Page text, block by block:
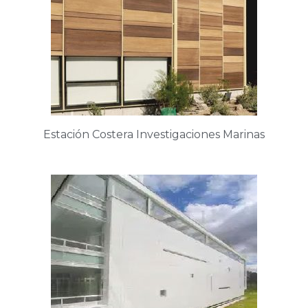
Estación Costera Investigaciones Marinas